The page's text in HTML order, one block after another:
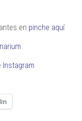
en pinche aquí
Instagram